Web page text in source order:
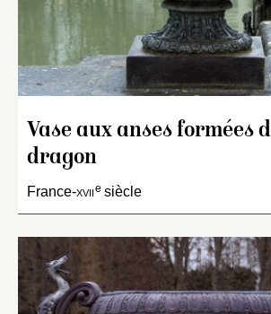
Vase aux anses formées
dragon
France-xviie siècle